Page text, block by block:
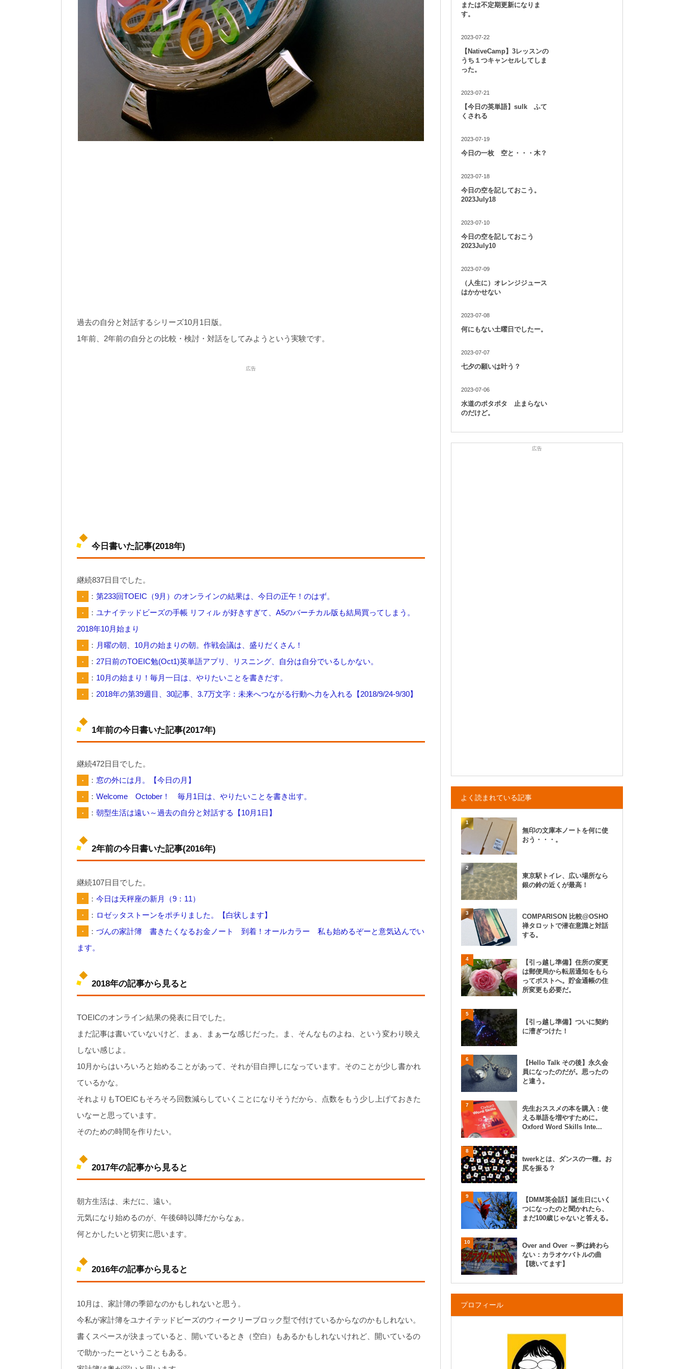
過去の自分と対話するシリーズ10月1日版。
1年前、2年前の自分との比較・検討・対話をしてみようという実験です。
広告
今日書いた記事(2018年)
継続837日目でした。
・
： 第233回TOEIC（9月）のオンラインの結果は、今日の正午！のはず。
・
： ユナイテッドビーズの手帳 リフィル が好きすぎて、A5のバーチカル版も結局買ってしまう。
2018年10月始まり
・
： 月曜の朝、10月の始まりの朝。作戦会議は、盛りだくさん！
・
： 27日前のTOEIC勉(Oct1)英単語アプリ、リスニング、自分は自分でいるしかない。
・
： 10月の始まり！毎月一日は、やりたいことを書きだす。
・
： 2018年の第39週目、30記事、3.7万文字：未来へつながる行動へ力を入れる【2018/9/24-9/30】
1年前の今日書いた記事(2017年)
継続472日目でした。
・
： 窓の外には月。【今日の月】
・
： Welcome October！ 毎月1日は、やりたいことを書き出す。
・
： 朝型生活は遠い～過去の自分と対話する【10月1日】
2年前の今日書いた記事(2016年)
継続107日目でした。
・
： 今日は天秤座の新月（9：11）
・
： ロゼッタストーンをポチりました。【白状します】
・
： づんの家計簿 書きたくなるお金ノート 到着！オールカラー 私も始めるぞーと意気込んでい
ます。
2018年の記事から見ると
TOEICのオンライン結果の発表に日でした。
まだ記事は書いていないけど、まぁ、まぁーな感じだった。ま、そんなものよね、という変わり映え
しない感じよ。
10月からはいろいろと始めることがあって、それが目白押しになっています。そのことが少し書かれ
ているかな。
それよりもTOEICもそろそろ回数減らしていくことになりそうだから、点数をもう少し上げておきた
いなーと思っています。
そのための時間を作りたい。
2017年の記事から見ると
朝方生活は、未だに、遠い。
元気になり始めるのが、午後6時以降だからなぁ。
何とかしたいと切実に思います。
2016年の記事から見ると
10月は、家計簿の季節なのかもしれないと思う。
今私が家計簿をユナイテッドビーズのウィークリーブロック型で付けているからなのかもしれない。
書くスペースが決まっていると、開いているとき（空白）もあるかもしれないけれど、開いているの
で助かったーということもある。
または不定期更新になりま
す。
2023-07-22
【NativeCamp】3レッスンの
うち１つキャンセルしてしま
った。
2023-07-21
【今日の英単語】sulk ふて
くされる
2023-07-19
今日の一枚 空と・・・木？
2023-07-18
今日の空を記しておこう。
2023July18
2023-07-10
今日の空を記しておこう
2023July10
2023-07-09
（人生に）オレンジジュース
はかかせない
2023-07-08
何にもない土曜日でしたー。
2023-07-07
七夕の願いは叶う？
2023-07-06
水道のポタポタ 止まらない
のだけど。
広告
よく読まれている記事
1
無印の文庫本ノートを何に使
おう・・・。
2
東京駅トイレ、広い場所なら
銀の鈴の近くが最高！
3
COMPARISON 比較@OSHO
禅タロットで潜在意識と対話
する。
4
【引っ越し準備】住所の変更
は郵便局から転居通知をもら
ってポストへ。貯金通帳の住
所変更も必要だ。
5
【引っ越し準備】ついに契約
に漕ぎつけた！
6
【Hello Talk その後】永久会
員になったのだが。思ったの
と違う。
7
先生おススメの本を購入：使
える単語を増やすために。
Oxford Word Skills Inte...
8
twerkとは、ダンスの一種。お
尻を振る？
9
【DMM英会話】誕生日にいく
つになったのと聞かれたら、
まだ100歳じゃないと答える。
10
Over and Over ～夢は終わら
ない：カラオケバトルの曲
【聴いてます】
プロフィール